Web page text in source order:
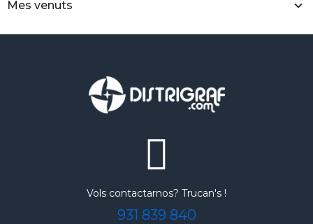
temperatura i 5 segons.
5,72 €
automatica Sefa e-
DUPLEX PRO